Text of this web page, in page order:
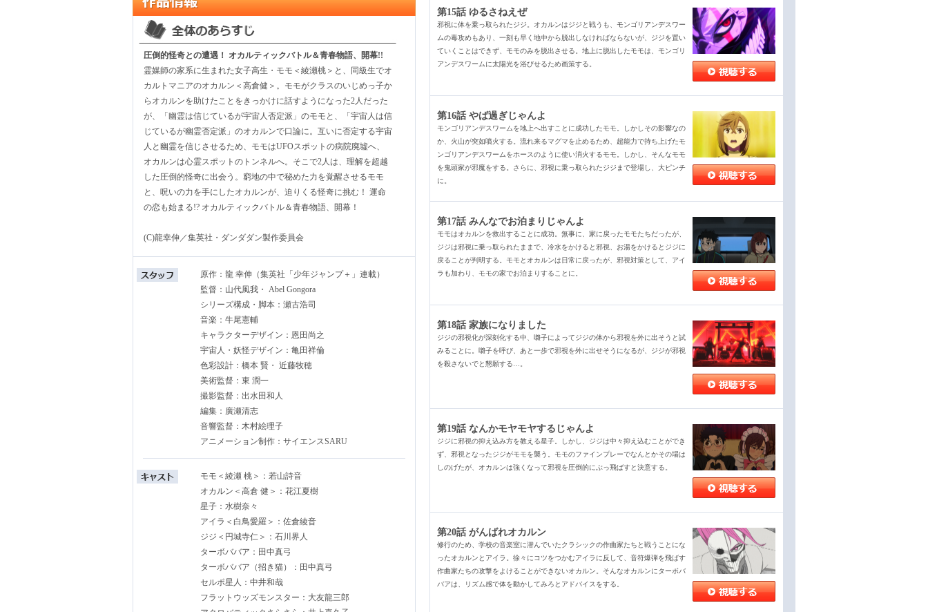
圧倒的怪奇との遭遇！ オカルティックバトル＆青春物語、開幕!!
霊媒師の家系に生まれた女子高生・モモ＜綾瀬桃＞と、同級生でオ
カルトマニアのオカルン＜高倉健＞。モモがクラスのいじめっ子か
らオカルンを助けたことをきっかけに話すようになった2人だった
が、「幽霊は信じているが宇宙人否定派」のモモと、「宇宙人は信
じているが幽霊否定派」のオカルンで口論に。互いに否定する宇宙
人と幽霊を信じさせるため、モモはUFOスポットの病院廃墟へ、
オカルンは心霊スポットのトンネルへ。そこで2人は、理解を超越
した圧倒的怪奇に出会う。窮地の中で秘めた力を覚醒させるモモ
と、呪いの力を手にしたオカルンが、迫りくる怪奇に挑む！ 運命
の恋も始まる!? オカルティックバトル＆青春物語、開幕！
(C)龍幸伸／集英社・ダンダダン製作委員会
原作：龍 幸伸（集英社「少年ジャンプ＋」連載）
監督：山代風我・ Abel Gongora
シリーズ構成・脚本：瀬古浩司
音楽：牛尾憲輔
キャラクターデザイン：恩田尚之
宇宙人・妖怪デザイン：亀田祥倫
色彩設計：橋本 賢・ 近藤牧穂
美術監督：東 潤一
撮影監督：出水田和人
編集：廣瀬清志
音響監督：木村絵理子
アニメーション制作：サイエンスSARU
モモ＜綾瀬 桃＞：若山詩音
オカルン＜高倉 健＞：花江夏樹
星子：水樹奈々
アイラ＜白鳥愛羅＞：佐倉綾音
ジジ＜円城寺仁＞：石川界人
ターボババア：田中真弓
ターボババア（招き猫）：田中真弓
セルポ星人：中井和哉
フラットウッズモンスター：大友龍三郎
第15話 ゆるさねえぜ
邪視に体を乗っ取られたジジ。オカルンはジジと戦うも、モンゴリアンデスワー
ムの毒攻めもあり、一刻も早く地中から脱出しなければならないが、ジジを置い
ていくことはできず、モモのみを脱出させる。地上に脱出したモモは、モンゴリ
アンデスワームに太陽光を浴びせるため画策する。
第16話 やば過ぎじゃんよ
モンゴリアンデスワームを地上へ出すことに成功したモモ。しかしその影響なの
か、火山が突如噴火する。流れ来るマグマを止めるため、超能力で持ち上げたモ
ンゴリアンデスワームをホースのように使い消火するモモ。しかし、そんなモモ
を鬼頭家が邪魔をする。さらに、邪視に乗っ取られたジジまで登場し、大ピンチ
に。
第17話 みんなでお泊まりじゃんよ
モモはオカルンを救出することに成功。無事に、家に戻ったモモたちだったが、
ジジは邪視に乗っ取られたままで、冷水をかけると邪視、お湯をかけるとジジに
戻ることが判明する。モモとオカルンは日常に戻ったが、邪視対策として、アイ
ラも加わり、モモの家でお泊まりすることに。
第18話 家族になりました
ジジの邪視化が深刻化する中、囃子によってジジの体から邪視を外に出そうと試
みることに。囃子を呼び、あと一歩で邪視を外に出せそうになるが、ジジが邪視
を殺さないでと懇願する…。
第19話 なんかモヤモヤするじゃんよ
ジジに邪視の抑え込み方を教える星子。しかし、ジジは中々抑え込むことができ
ず、邪視となったジジがモモを襲う。モモのファインプレーでなんとかその場は
しのげたが、オカルンは強くなって邪視を圧倒的にぶっ飛ばすと決意する。
第20話 がんばれオカルン
修行のため、学校の音楽室に潜んでいたクラシックの作曲家たちと戦うことにな
ったオカルンとアイラ。徐々にコツをつかむアイラに反して、音符爆弾を飛ばす
作曲家たちの攻撃をよけることができないオカルン。そんなオカルンにターボバ
バアは、リズム感で体を動かしてみろとアドバイスをする。